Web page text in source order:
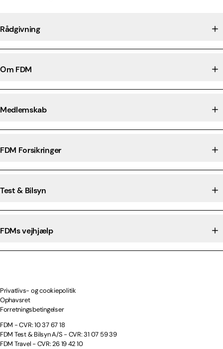
Rådgivning
Om FDM
Medlemskab
FDM Forsikringer
Test & Bilsyn
FDMs vejhjælp
Privatlivs- og cookiepolitik
Ophavsret
Forretningsbetingelser
FDM - CVR: 10 37 67 18
FDM Test & Bilsyn A/S - CVR: 31 07 59 39
FDM Travel - CVR: 26 19 42 10